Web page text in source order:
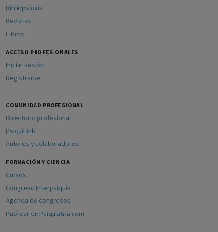
Bibliopsiquis
Revistas
Libros
ACCESO PROFESIONALES
Iniciar sesión
Registrarse
COMUNIDAD PROFESIONAL
Directorio profesional
PsiquiLink
Autores y colaboradores
FORMACIÓN Y CIENCIA
Cursos
Congreso Interpsiquis
Agenda de congresos
Publicar en Psiquiatria.com